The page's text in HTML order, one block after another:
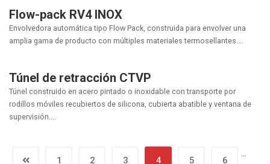
Flow-pack RV4 INOX
Envolvedora automática tipo Flow Pack, construida para envolver una
amplia gama de producto con múltiples materiales termosellantes....
Túnel de retracción CTVP
Túnel construido en acero pintado o inoxidable con transporte por
rodillos móviles recubiertos de silicona, cubierta abatible y ventana de
supervisión....
1 2 3 4 5 6